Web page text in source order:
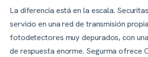
La diferencia está en la escala.
servicio en una red de transmisión
fotodetectores muy depurados, con
de respuesta enorme. Segurma ofrece